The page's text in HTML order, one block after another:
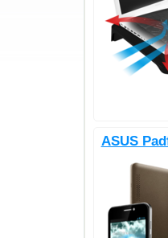
ASUS